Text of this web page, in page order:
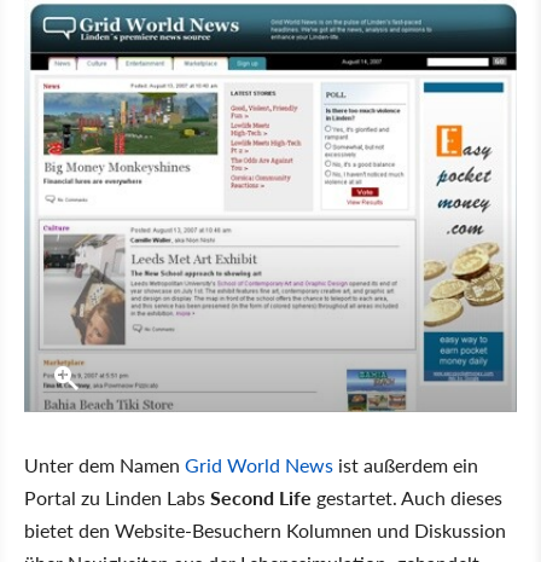
Unter dem Namen Grid World News ist außerdem ein
Portal zu Linden LabsSecond Life gestartet. Auch dieses
bietet den Website-Besuchern Kolumnen und Diskussion